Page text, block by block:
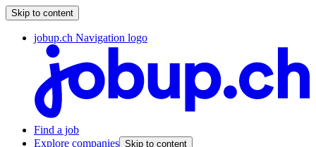
Skip to content
jobup.ch Navigation logo
Find a job
Explore companies Skip to content